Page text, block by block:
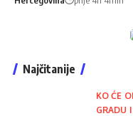
Najčitanije
KO ĆE
GRADU